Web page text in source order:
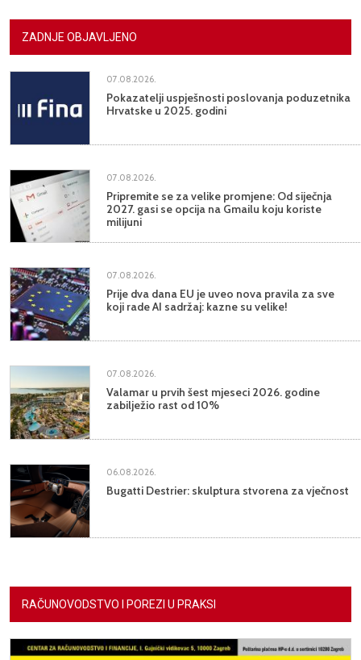
ZADNJE OBJAVLJENO
07.08.2026.
Pokazatelji uspješnosti poslovanja poduzetnika
Hrvatske u 2025. godini
07.08.2026.
Pripremite se za velike promjene: Od siječnja
2027. gasi se opcija na Gmailu koju koriste
milijuni
07.08.2026.
Prije dva dana EU je uveo nova pravila za sve
koji rade AI sadržaj: kazne su velike!
07.08.2026.
Valamar u prvih šest mjeseci 2026. godine
zabilježio rast od 10%
06.08.2026.
Bugatti Destrier: skulptura stvorena za vječnost
RAČUNOVODSTVO I POREZI U PRAKSI